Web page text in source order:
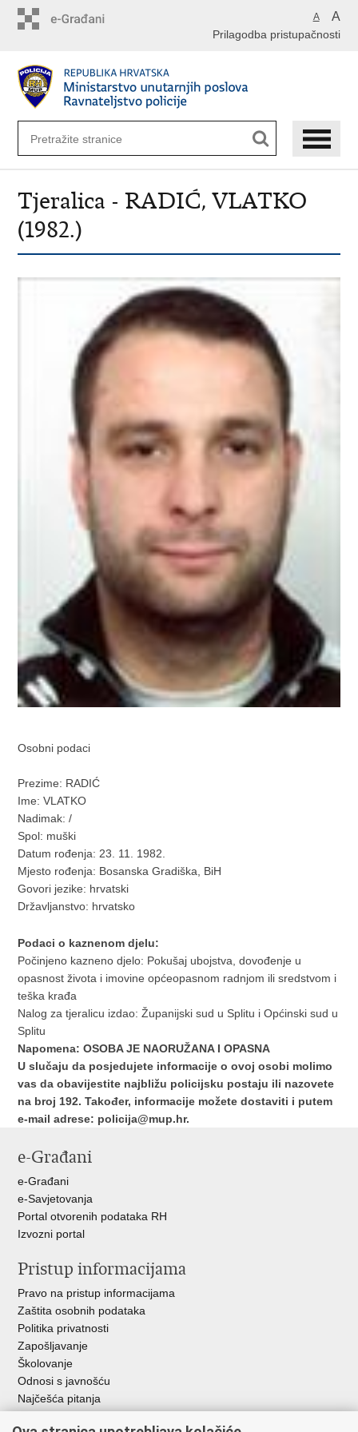
A A
Prilagodba pristupačnosti
Tjeralica - RADIĆ, VLATKO
(1982.)
Osobni podaci
Prezime: RADIĆ
Ime: VLATKO
Nadimak: /
Spol: muški
Datum rođenja: 23. 11. 1982.
Mjesto rođenja: Bosanska Gradiška, BiH
Govori jezike: hrvatski
Državljanstvo: hrvatsko
Podaci o kaznenom djelu:
Počinjeno kazneno djelo: Pokušaj ubojstva, dovođenje u
opasnost života i imovine općeopasnom radnjom ili sredstvom i
teška krađa
Nalog za tjeralicu izdao: Županijski sud u Splitu i Općinski sud u
Splitu
Napomena: OSOBA JE NAORUŽANA I OPASNA
U slučaju da posjedujete informacije o ovoj osobi molimo
vas da obavijestite najbližu policijsku postaju ili nazovete
na broj 192. Također, informacije možete dostaviti i putem
e-mail adrese: policija@mup.hr.
e-Građani
e-Građani
e-Savjetovanja
Portal otvorenih podataka RH
Izvozni portal
Pristup informacijama
Pravo na pristup informacijama
Zaštita osobnih podataka
Politika privatnosti
Zapošljavanje
Školovanje
Odnosi s javnošću
Najčešća pitanja